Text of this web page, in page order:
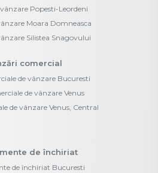
Popesti-Leordeni
Moara Domneasca
Silistea Snagovului
comercial
de vânzare Bucuresti
de vânzare Venus
de vânzare Venus, Central
de închiriat
de închiriat Bucuresti